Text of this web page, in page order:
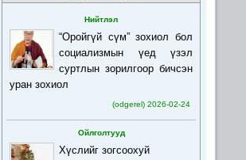
Нийтлэл
“Оройгүй сүм” зохиол бол
социализмын үед үзэл
суртлын зорилгоор бичсэн
уран зохиол
(odgerel) 2026-02-24
Ойлголтууд
Хүслийг зогсоохуй